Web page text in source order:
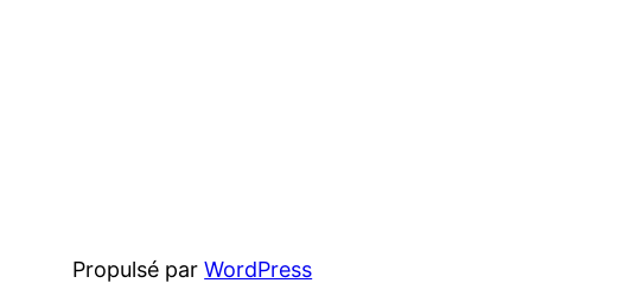
Propulsé parWordPress